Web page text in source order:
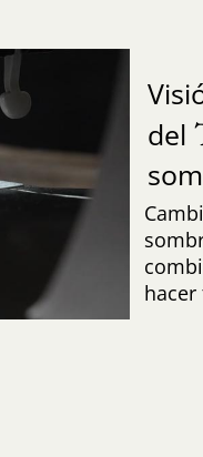
del